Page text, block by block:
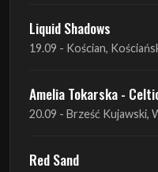
Liquid Shadows
19.09 - Kościan,
Amelia Tokarska -
20.09 - Brześć Kujawski,
Red Sand